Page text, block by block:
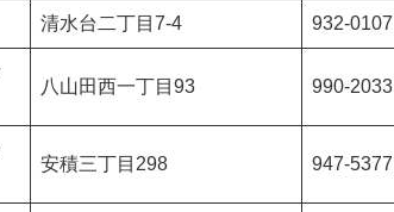
清水台二丁目7-4 932-0107
八山田西一丁目93 990-2033
安積三丁目298 947-5377